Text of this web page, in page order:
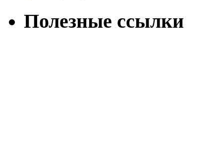
Полезные ссылки